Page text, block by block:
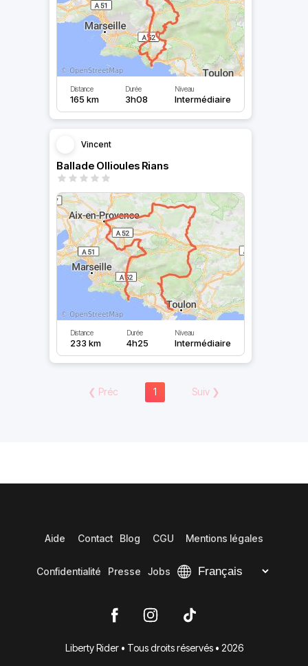
Distance
165 km
Durée
3h08
Niveau
Intermédiaire
Vincent
Ballade Ollioules Rians
Distance
233 km
Durée
4h25
Niveau
Intermédiaire
❮ Préc 1 Suiv ❯
Aide Contact Blog CGU Mentions légales
Confidentialité Presse Jobs
Liberty Rider • Tous droits réservés • 2026